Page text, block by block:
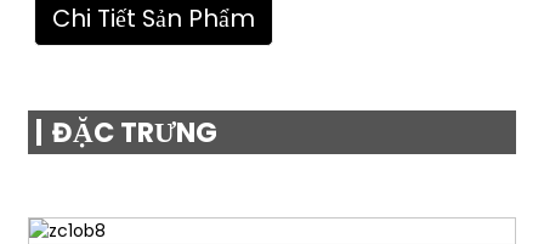
Chi Tiết Sản Phẩm
ĐẶC TRƯNG